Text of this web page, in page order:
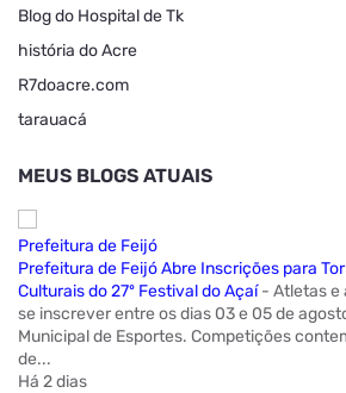
Blog do Hospital de Tk
história do Acre
R7doacre.com
tarauacá
MEUS BLOGS ATUAIS
Prefeitura de Feijó
Prefeitura de Feijó Abre Inscrições para
Culturais do 27º Festival do Açaí - Atletas e
se inscrever entre os dias 03 e 05 de
Municipal de Esportes. Competições
de...
Há 2 dias